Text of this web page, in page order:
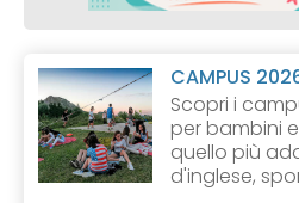
CAMPUS
Scopri i
per bambini
quello più
d'inglese,